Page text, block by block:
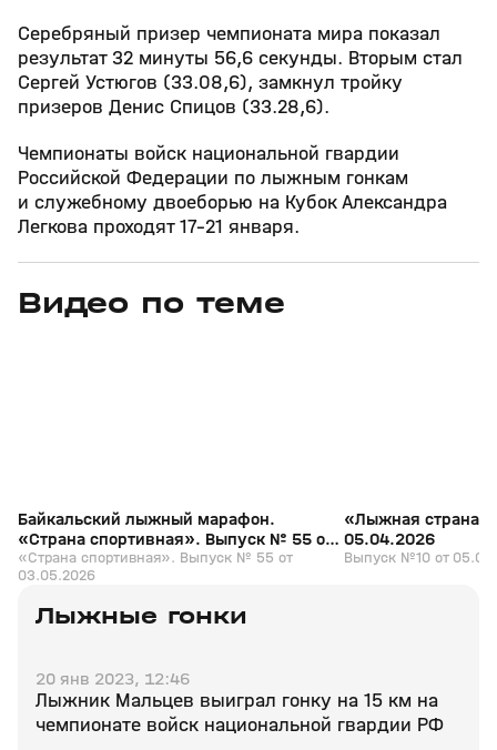
Серебряный призер чемпионата мира показал
результат 32 минуты 56,6 секунды. Вторым стал
Сергей Устюгов (33.08,6), замкнул тройку
призеров Денис Спицов (33.28,6).
Чемпионаты войск национальной гвардии
Российской Федерации по лыжным гонкам
и служебному двоеборью на Кубок Александра
Легкова проходят 17–21 января.
Видео по теме
03 мая, 16:30
Байкальский лыжный марафон.
«Страна спортивная». Выпуск № 55 от
03.05.2026
«Страна спортивная». Выпуск № 55 от
03.05.2026
«Лыжная
05.04.2026
Выпуск №10 от
Лыжные гонки
20 янв 2023, 12:46
Лыжник Мальцев выиграл гонку на 15 км на
чемпионате войск национальной гвардии РФ